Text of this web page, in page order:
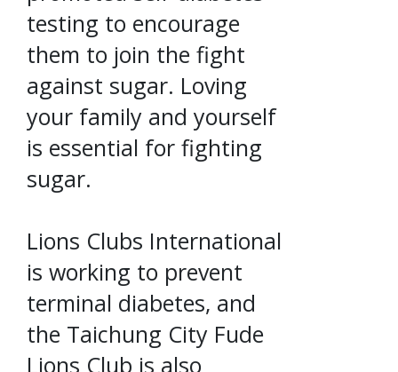
testing to encourage
them to join the fight
against sugar. Loving
your family and yourself
is essential for fighting
sugar.
Lions Clubs International
is working to prevent
terminal diabetes, and
the Taichung City Fude
Lions Club is also